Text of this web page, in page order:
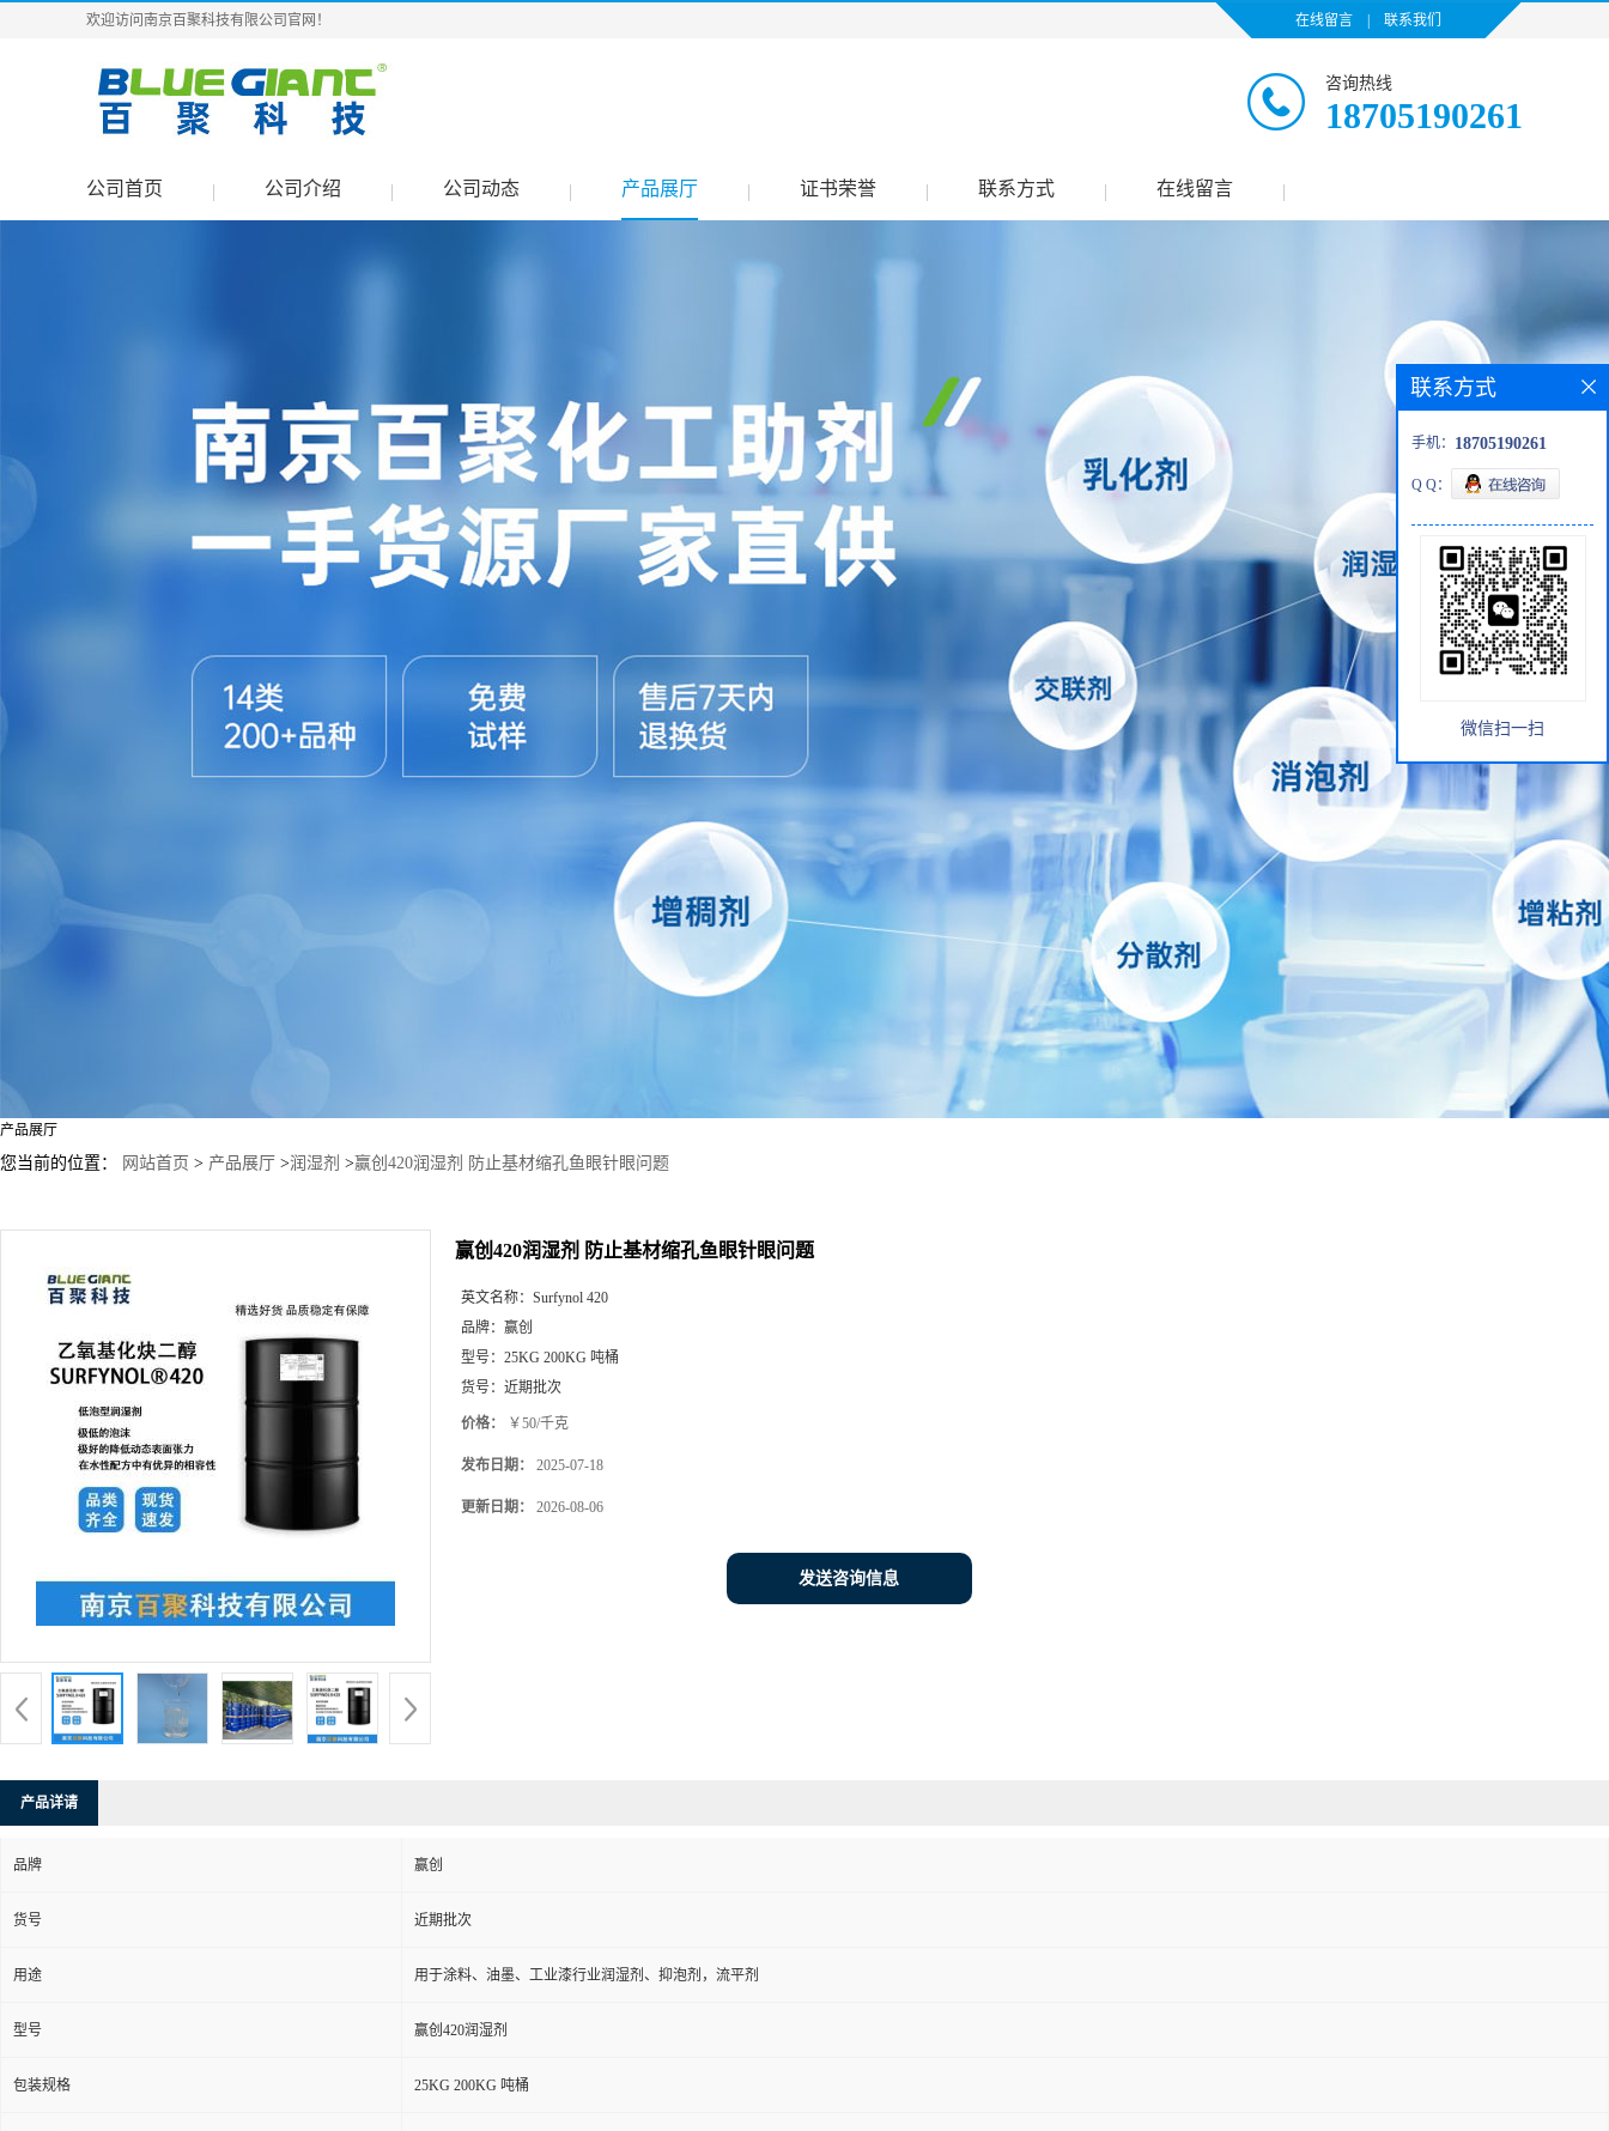
欢迎访问南京百聚科技有限公司官网！ 在线留言 联系我们
咨询热线
18705190261
公司首页 公司介绍 公司动态 产品展厅 证书荣誉 联系方式 在线留言
产品展厅
您当前的位置： 网站首页 > 产品展厅 >润湿剂 >赢创420润湿剂 防止基材缩孔鱼眼针眼问题
赢创420润湿剂 防止基材缩孔鱼眼针眼问题
英文名称： Surfynol 420
品牌： 赢创
型号： 25KG 200KG 吨桶
货号： 近期批次
价格： ￥50/千克
发布日期： 2025-07-18
更新日期： 2026-08-06
发送咨询信息
产品详请
品牌 赢创
货号 近期批次
用途 用于涂料、油墨、工业漆行业润湿剂、抑泡剂，流平剂
型号 赢创420润湿剂
包装规格 25KG 200KG 吨桶
联系方式
手机： 18705190261
Q Q：
微信扫一扫